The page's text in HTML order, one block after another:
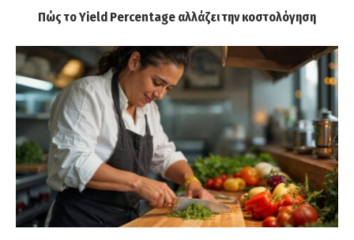
Πώς το Yield Percentage αλλάζει την κοστολόγηση